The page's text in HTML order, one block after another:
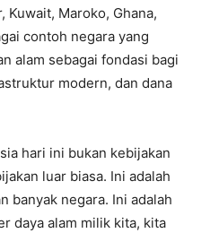
Kuwait, Maroko, Ghana,
contoh negara yang
alam sebagai fondasi bagi
modern, dan dana
hari ini bukan kebijakan
luar biasa. Ini adalah
banyak negara. Ini adalah
daya alam milik kita, kita